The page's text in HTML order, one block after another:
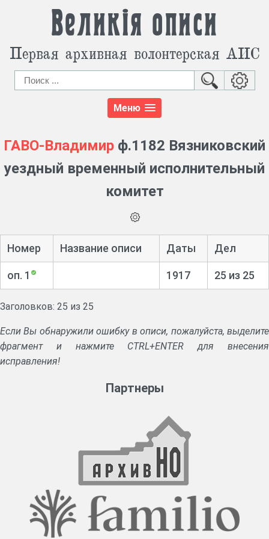
Великія описи
Первая архивная волонтерская АИС
Меню
ГАВО-Владимир ф.1182 Вязниковский
уездный временный исполнительный
комитет
Номер Название описи Даты Дел
оп. 1 1917 25 из 25
Заголовков: 25 из 25
Если Вы обнаружили ошибку в описи, пожалуйста, выделите
фрагмент и нажмите CTRL+ENTER для внесения
исправления!
Партнеры